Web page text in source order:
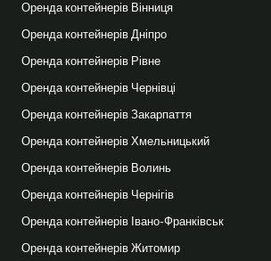
Оренда контейнерів Вінниця
Оренда контейнерів Дніпро
Оренда контейнерів Рівне
Оренда контейнерів Чернівці
Оренда контейнерів Закарпаття
Оренда контейнерів Хмельницький
Оренда контейнерів Волинь
Оренда контейнерів Чернігів
Оренда контейнерів Івано-Франківськ
Оренда контейнерів Житомир